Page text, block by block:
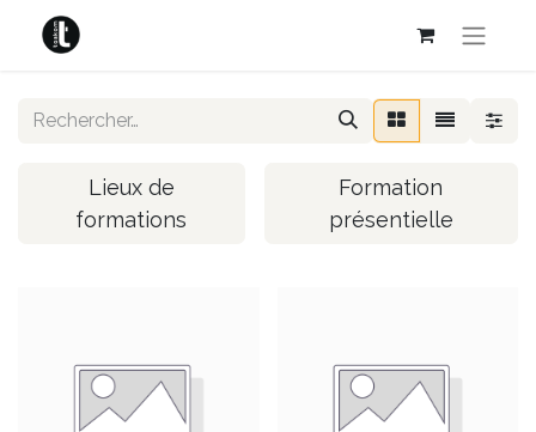
Lieux de
formations
Formation
présentielle